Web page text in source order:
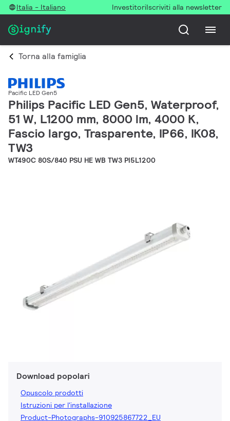
Italia - Italiano InvestitoriIscriviti alla newsletter
Torna alla famiglia
Pacific LED Gen5
Philips Pacific LED Gen5, Waterproof,
51 W, L1200 mm, 8000 lm, 4000 K,
Fascio largo, Trasparente, IP66, IK08,
TW3
WT490C 80S/840 PSU HE WB TW3 PI5L1200
Download popolari
Opuscolo prodotti
Istruzioni per l'installazione
Product-Photographs-910925867722_EU